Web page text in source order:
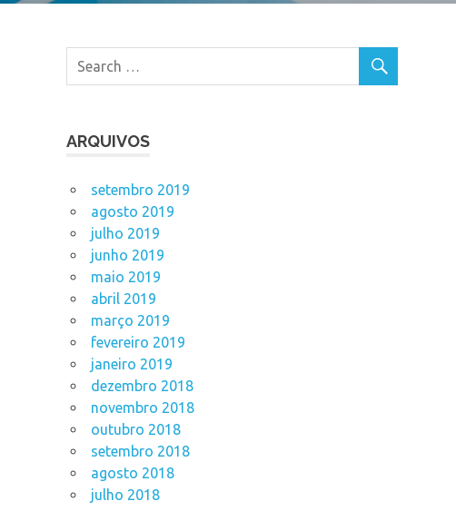
ARQUIVOS
setembro 2019
agosto 2019
julho 2019
junho 2019
maio 2019
abril 2019
março 2019
fevereiro 2019
janeiro 2019
dezembro 2018
novembro 2018
outubro 2018
setembro 2018
agosto 2018
julho 2018